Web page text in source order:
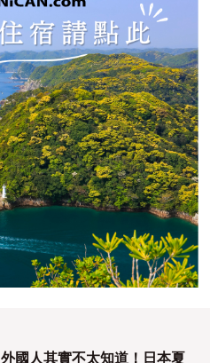
外國人其實不太知道！日本夏